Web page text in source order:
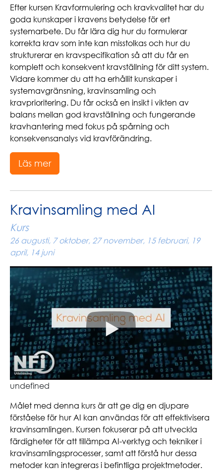
Efter kursen Kravformulering och kravkvalitet har du
goda kunskaper i kravens betydelse för ert
systemarbete. Du får lära dig hur du formulerar
korrekta krav som inte kan misstolkas och hur du
strukturerar en kravspecifikation så att du får en
komplett och konsekvent kravställning för ditt system.
Vidare kommer du att ha erhållit kunskaper i
systemavgränsning, kravinsamling och
kravprioritering. Du får också en insikt i vikten av
balans mellan god kravställning och fungerande
kravhantering med fokus på spårning och
konsekvensanalys vid kravförändring.
Läs mer
Kravinsamling med AI
Kurs
26 augusti, 7 oktober, 27 november, 15 februari, 19
april, 14 juni
undefined
Målet med denna kurs är att ge dig en djupare
förståelse för hur AI kan användas för att effektivisera
kravinsamlingen. Kursen fokuserar på att utveckla
färdigheter för att tillämpa AI-verktyg och tekniker i
kravinsamlingsprocesser, samt att förstå hur dessa
metoder kan integreras i befintliga projektmetoder.